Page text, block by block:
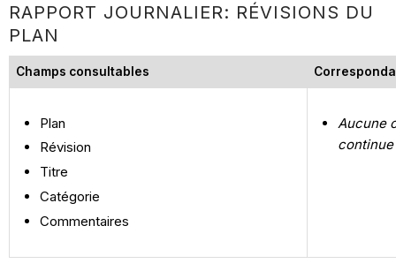
RAPPORT JOURNALIER: RÉVISIONS DU
PLAN
Champs consultables
Plan
Révision
Titre
Catégorie
Commentaires
Aucune